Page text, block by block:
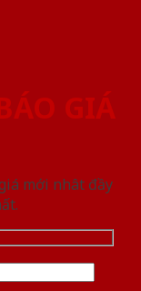
GIÁ
mới nhât đầy